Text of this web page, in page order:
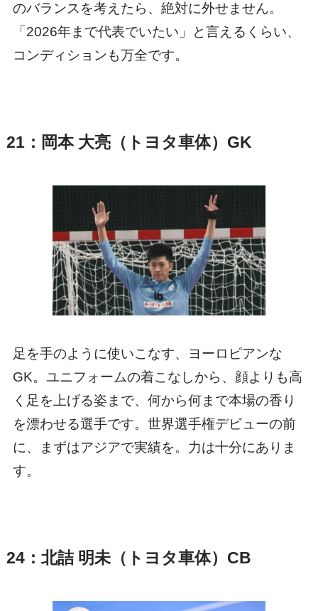
のバランスを考えたら、絶対に外せません。
「2026年まで代表でいたい」と言えるくらい、
コンディションも万全です。
21：岡本 大亮（トヨタ車体）GK
足を手のように使いこなす、ヨーロピアンな
GK。ユニフォームの着こなしから、顔よりも高
く足を上げる姿まで、何から何まで本場の香り
を漂わせる選手です。世界選手権デビューの前
に、まずはアジアで実績を。力は十分にありま
す。
24：北詰 明未（トヨタ車体）CB